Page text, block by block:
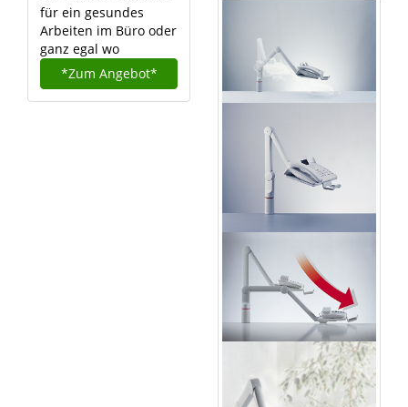
für ein gesundes
Arbeiten im Büro oder
ganz egal wo
*Zum Angebot*